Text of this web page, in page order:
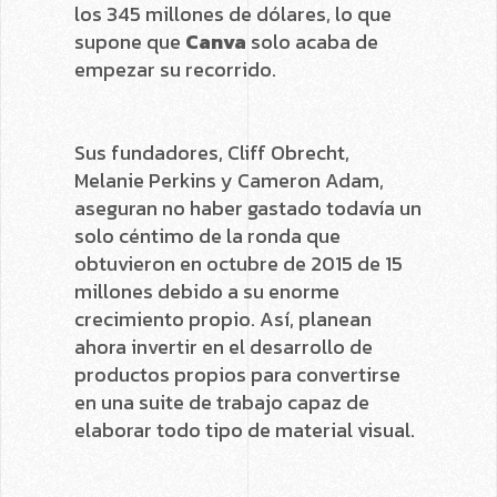
los 345 millones de dólares, lo que
supone que Canva solo acaba de
empezar su recorrido.
Sus fundadores, Cliff Obrecht,
Melanie Perkins y Cameron Adam,
aseguran no haber gastado todavía un
solo céntimo de la ronda que
obtuvieron en octubre de 2015 de 15
millones debido a su enorme
crecimiento propio. Así, planean
ahora invertir en el desarrollo de
productos propios para convertirse
en una suite de trabajo capaz de
elaborar todo tipo de material visual.